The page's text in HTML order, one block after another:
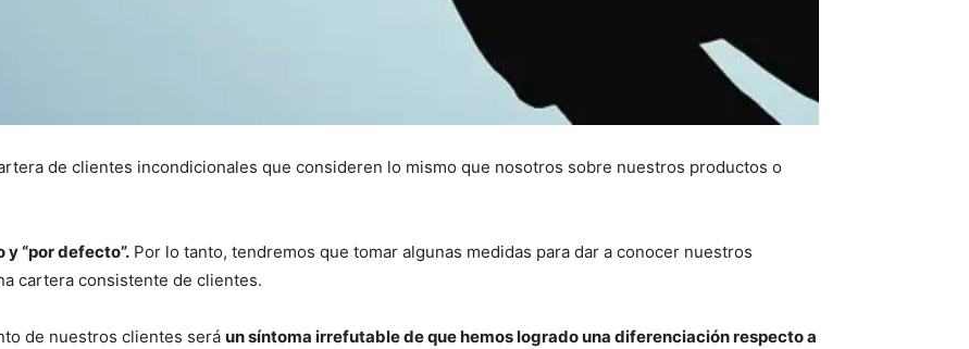
de clientes incondicionales que consideren lo mismo que nosotros sobre nuestros productos o
“por defecto”. Por lo tanto, tendremos que tomar algunas medidas para dar a conocer nuestros
cartera consistente de clientes.
de nuestros clientes será un síntoma irrefutable de que hemos logrado una diferenciación respecto a